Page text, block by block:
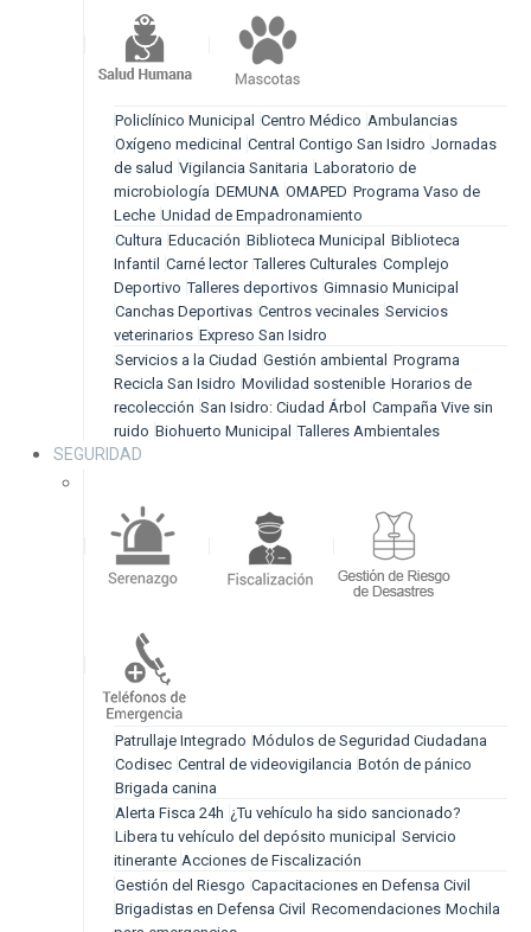
Policlínico Municipal Centro Médico Ambulancias
Oxígeno medicinal Central Contigo San Isidro Jornadas
de salud Vigilancia Sanitaria Laboratorio de
microbiología DEMUNA OMAPED Programa Vaso de
Leche Unidad de Empadronamiento
Cultura Educación Biblioteca Municipal Biblioteca
Infantil Carné lector Talleres Culturales Complejo
Deportivo Talleres deportivos Gimnasio Municipal
Canchas Deportivas Centros vecinales Servicios
veterinarios Expreso San Isidro
Servicios a la Ciudad Gestión ambiental Programa
Recicla San Isidro Movilidad sostenible Horarios de
recolección San Isidro: Ciudad Árbol Campaña Vive sin
ruido Biohuerto Municipal Talleres Ambientales
SEGURIDAD
Patrullaje Integrado Módulos de Seguridad Ciudadana
Codisec Central de videovigilancia Botón de pánico
Brigada canina
Alerta Fisca 24h ¿Tu vehículo ha sido sancionado?
Libera tu vehículo del depósito municipal Servicio
itinerante Acciones de Fiscalización
Gestión del Riesgo Capacitaciones en Defensa Civil
Brigadistas en Defensa Civil Recomendaciones Mochila